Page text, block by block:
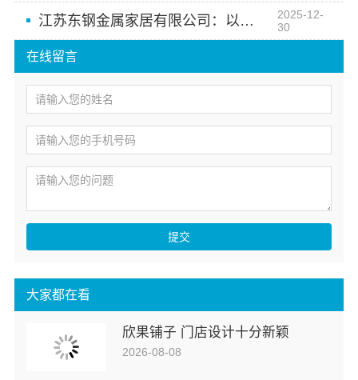
大家都在看
欣果铺子 门店设计十分新颖
2026-08-08
在线留言
提交
江苏东钢金属家居有限公司：以创新设计重塑不锈钢家居美学标准
2025-12-
30